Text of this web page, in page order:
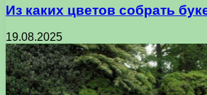
Из каких цветов собрать
19.08.2025